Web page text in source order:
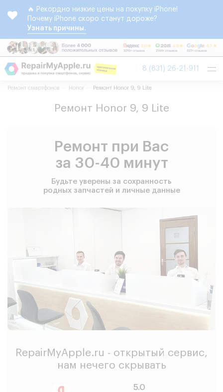
🔥 Рекордно низкие цены на покупку iPhone!
Почему iPhone скоро станут дороже?
Узнать причины.
8 (831) 26-21-911
Ремонт смартфонов Honor Ремонт Honor 9, 9 Lite
Ремонт Honor 9, 9 Lite
Ремонт при Вас
за 30-40 минут
Будьте уверены за сохранность
родных запчастей и личные данные
RepairMyApple.ru - открытый сервис,
нам нечего скрывать
5.0